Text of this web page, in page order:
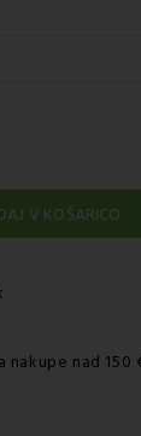
V KOŠARICO
nakupe nad 150